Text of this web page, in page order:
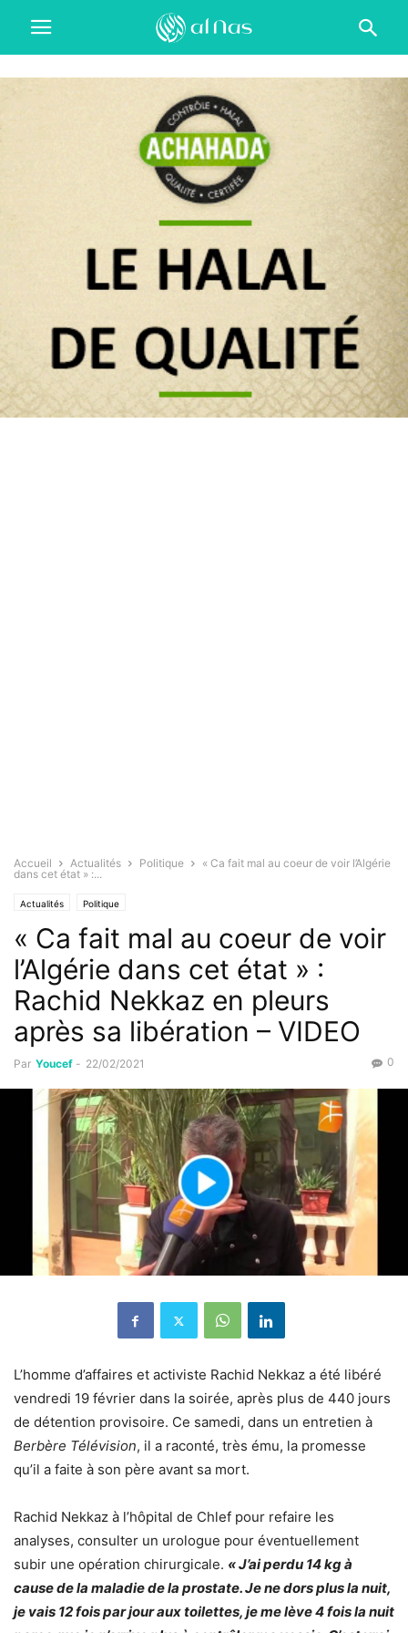
Accueil Actualités Politique
« Ca fait mal au coeur de voir l’Algérie
dans cet état » :...
Actualités Politique
« Ca fait mal au coeur de voir
l’Algérie dans cet état » :
Rachid Nekkaz en pleurs
après sa libération – VIDEO
Par Youcef - 22/02/2021 0
L’homme d’affaires et activiste Rachid Nekkaz a été libéré
vendredi 19 février dans la soirée, après plus de 440 jours
de détention provisoire. Ce samedi, dans un entretien à
Berbère Télévision, il a raconté, très ému, la promesse
qu’il a faite à son père avant sa mort.
Rachid Nekkaz à l’hôpital de Chlef pour refaire les
analyses, consulter un urologue pour éventuellement
subir une opération chirurgicale. « J’ai perdu 14 kg à
cause de la maladie de la prostate. Je ne dors plus la nuit,
je vais 12 fois par jour aux toilettes, je me lève 4 fois la nuit